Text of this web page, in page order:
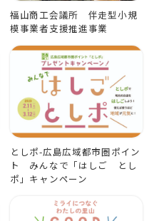
福山商工会議所 伴走型小規
模事業者支援推進事業
としポ-広島広域都市圏ポイン
ト みんなで「はしご とし
ポ」キャンペーン